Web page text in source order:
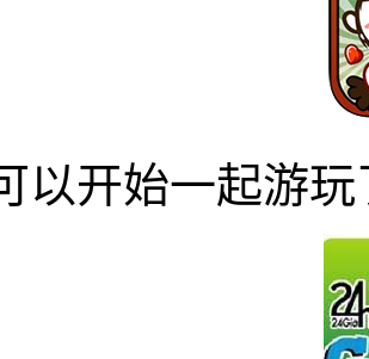
以开始一起游玩